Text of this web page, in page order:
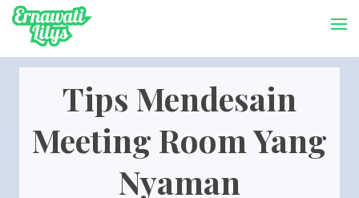
-->
Tips Mendesain
Meeting Room Yang
Nyaman